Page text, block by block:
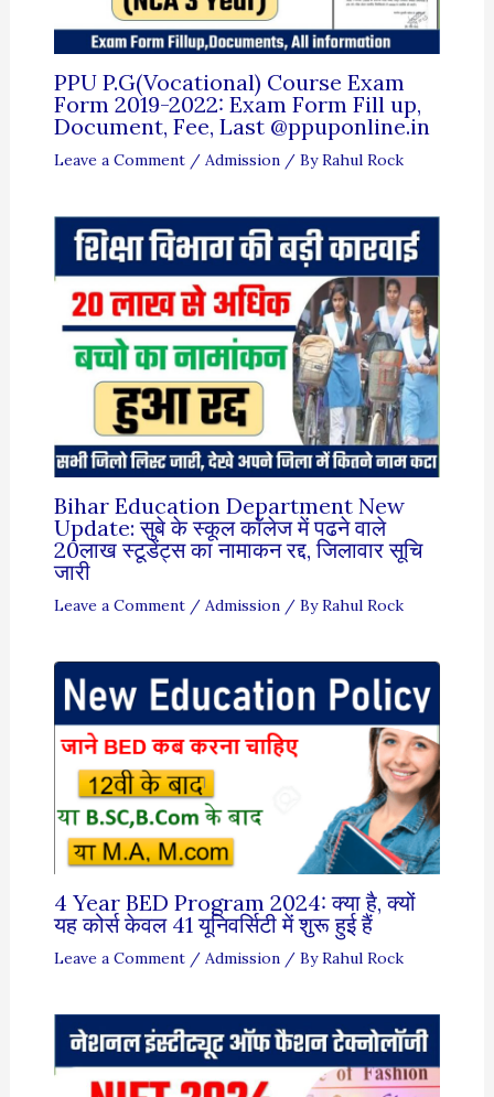
PPU P.G(Vocational) Course Exam
Form 2019-2022: Exam Form Fill up,
Document, Fee, Last @ppuponline.in
Leave a Comment / Admission/ ByRahul Rock
Bihar Education Department New
Update: सुबे के स्कूल कॉलेज में पढने वाले
20लाख स्टूडेंट्स का नामाकन रद्द, जिलावार सूचि
जारी
Leave a Comment / Admission/ ByRahul Rock
4 Year BED Program 2024: क्या है, क्यों
यह कोर्स केवल 41 यूनिवर्सिटी में शुरू हुई हैं
Leave a Comment / Admission/ ByRahul Rock